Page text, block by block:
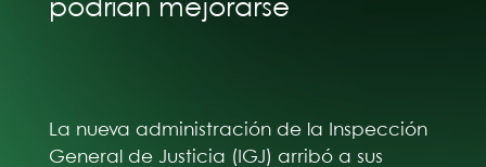
podrían mejorarse
La nueva administración de la Inspección
General de Justicia (IGJ) arribó a sus